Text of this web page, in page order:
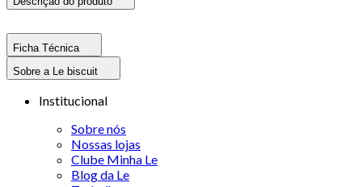
Ficha Técnica
Sobre a Le biscuit
Institucional
Sobre nós
Nossas lojas
Clube Minha Le
Blog da Le